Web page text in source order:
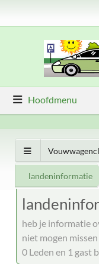
Hoofdmenu
landeninformatie
heb je informatie
niet mogen
0 Leden en 1 gast